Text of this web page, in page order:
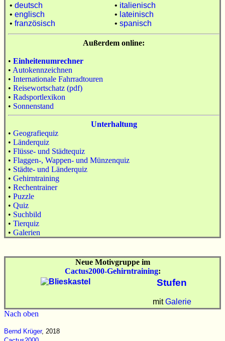
• deutsch
• englisch
• französisch
• italienisch
• lateinisch
• spanisch
Außerdem online:
• Einheitenumrechner
• Autokennzeichnen
• Internationale Fahrradtouren
• Reisewortschatz (pdf)
• Radsportlexikon
• Sonnenstand
Unterhaltung
• Geografiequiz
• Länderquiz
• Flüsse- und Städtequiz
• Flaggen-, Wappen- und Münzenquiz
• Städte- und Länderquiz
• Gehirntraining
• Rechentrainer
• Puzzle
• Quiz
• Suchbild
• Tierquiz
• Galerien
Neue Motivgruppe im
Cactus2000-Gehirntraining:
Stufen
mitGalerie
Nach oben
Bernd Krüger, 2018